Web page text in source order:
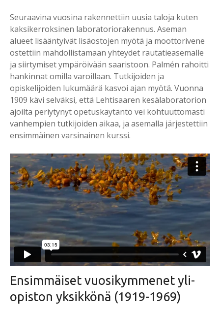
Seuraavina vuosina rakennettiin uusia taloja kuten
kaksikerroksinen laboratoriorakennus. Aseman
alueet lisääntyivät lisäostojen myötä ja moottorivene
ostettiin mahdollistamaan yhteydet rautatieasemalle
ja siirtymiset ympäröivään saaristoon. Palmén rahoitti
hankinnat omilla varoillaan. Tutkijoiden ja
opiskelijoiden lukumäärä kasvoi ajan myötä. Vuonna
1909 kävi selväksi, että Lehtisaaren kesälaboratorion
ajoilta periytynyt opetuskäytäntö vei kohtuuttomasti
vanhempien tutkijoiden aikaa, ja asemalla järjestettiin
ensimmäinen varsinainen kurssi.
En­sim­mäi­set vuo­si­kym­me­net yli­
opis­ton yk­sik­kö­nä (1919-1969)